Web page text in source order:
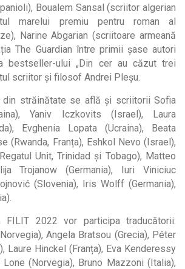
Boualem Sansal (scriitor algerian
marelui premiu pentru roman al
Narine Abgarian (scriitoare armeană
The Guardian între primii șase autori
bestseller-ului „Din cer au căzut trei
scriitor și filosof Andrei Pleșu.
străinătate se află și scriitorii Sofia
Yaniv Iczkovits (Israel), Laura
Evghenia Lopata (Ucraina), Beata
(Rwanda, Franța), Eshkol Nevo (Israel),
Unit, Trinidad și Tobago), Matteo
Trojanow (Germania), Iuri Viniciuc
(Slovenia), Iris Wolff (Germania),
FILIT 2022 vor participa traducătorii:
Angela Bratsou (Grecia), Péter
Laure Hinckel (Franța), Eva Kenderessy
Lone (Norvegia), Bruno Mazzoni (Italia),